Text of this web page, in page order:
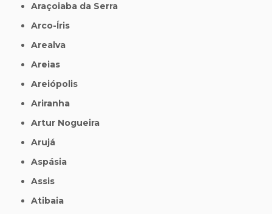
Araçoiaba da Serra
Arco-Íris
Arealva
Areias
Areiópolis
Ariranha
Artur Nogueira
Arujá
Aspásia
Assis
Atibaia